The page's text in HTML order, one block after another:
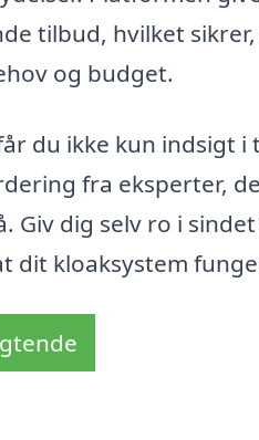
tilbud, hvilket
og budget.
du ikke kun indsigt
fra eksperter,
Giv dig selv ro i
dit kloaksystem